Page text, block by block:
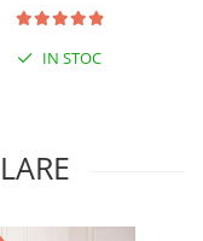
IN STOC